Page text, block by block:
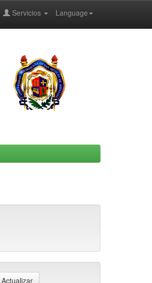
Language
Servicios